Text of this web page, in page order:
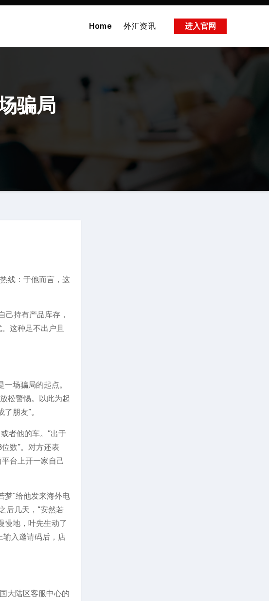
Home 外汇资讯 进入官网
骗局
线：于他而言，这
己持有产品库存，
这种足不出户且
场骗局的起点。
松警惕。以此为起
朋友”。
者他的车。”出于
数”。对方还表
台上开一家自己
梦”给他发来海外电
后几天，“安然若
慢地，叶先生动了
输入邀请码后，店
大陆区客服中心的